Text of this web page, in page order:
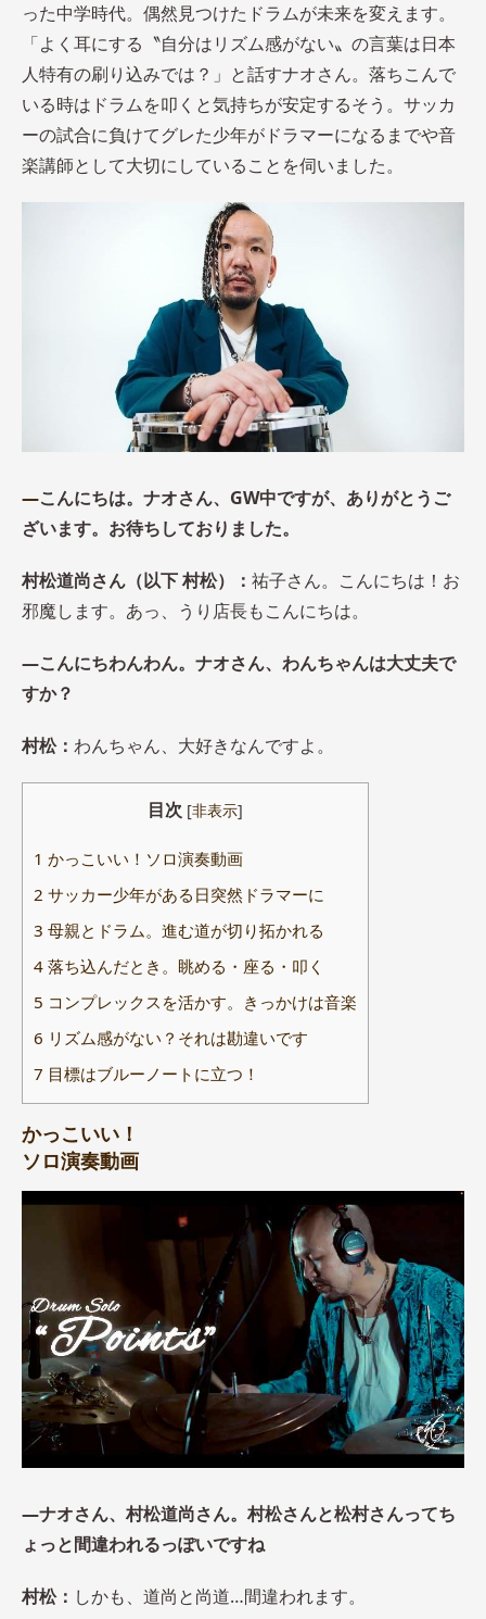
った中学時代。偶然見つけたドラムが未来を変えます。
「よく耳にする〝自分はリズム感がない〟の言葉は日本
人特有の刷り込みでは？」と話すナオさん。落ちこんで
いる時はドラムを叩くと気持ちが安定するそう。サッカ
ーの試合に負けてグレた少年がドラマーになるまでや音
楽講師として大切にしていることを伺いました。
―こんにちは。ナオさん、GW中ですが、ありがとうご
ざいます。お待ちしておりました。
村松道尚さん（以下 村松）： 祐子さん。こんにちは！お
邪魔します。あっ、うり店長もこんにちは。
―こんにちわんわん。ナオさん、わんちゃんは大丈夫で
すか？
村松： わんちゃん、大好きなんですよ。
目次 [非表示]
1 かっこいい！ソロ演奏動画
2 サッカー少年がある日突然ドラマーに
3 母親とドラム。進む道が切り拓かれる
4 落ち込んだとき。眺める・座る・叩く
5 コンプレックスを活かす。きっかけは音楽
6 リズム感がない？それは勘違いです
7 目標はブルーノートに立つ！
かっこいい！
ソロ演奏動画
―ナオさん、村松道尚さん。村松さんと松村さんってち
ょっと間違われるっぽいですね
村松： しかも、道尚と尚道…間違われます。